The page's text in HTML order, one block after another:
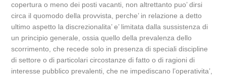
copertura o meno dei posti vacanti, non altrettanto puo’ dirsi
circa il quomodo della provvista, perche’ in relazione a detto
ultimo aspetto la discrezionalita’ e’ limitata dalla sussistenza di
un principio generale, ossia quello della prevalenza dello
scorrimento, che recede solo in presenza di speciali discipline
di settore o di particolari circostanze di fatto o di ragioni di
interesse pubblico prevalenti, che ne impediscano l’operativita’,